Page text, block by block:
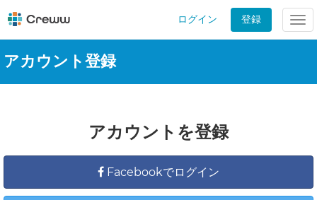
ログイン 登録
アカウント登録
アカウントを登録
Facebookでログイン